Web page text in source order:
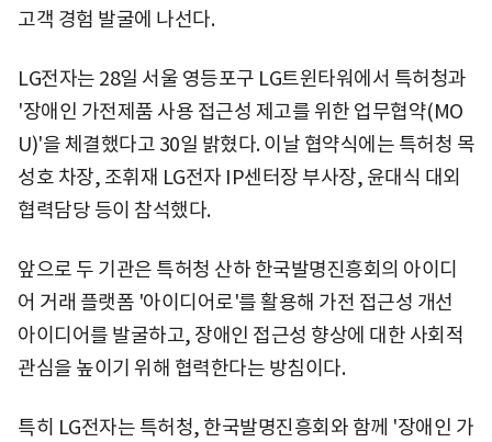
고객 경험 발굴에 나선다.
LG전자는 28일 서울 영등포구 LG트윈타워에서 특허청과
'장애인 가전제품 사용 접근성 제고를 위한 업무협약(MO
U)'을 체결했다고 30일 밝혔다. 이날 협약식에는 특허청 목
성호 차장, 조휘재 LG전자 IP센터장 부사장, 윤대식 대외
협력담당 등이 참석했다.
앞으로 두 기관은 특허청 산하 한국발명진흥회의 아이디
어 거래 플랫폼 '아이디어로'를 활용해 가전 접근성 개선
아이디어를 발굴하고, 장애인 접근성 향상에 대한 사회적
관심을 높이기 위해 협력한다는 방침이다.
특히 LG전자는 특허청, 한국발명진흥회와 함께 '장애인 가